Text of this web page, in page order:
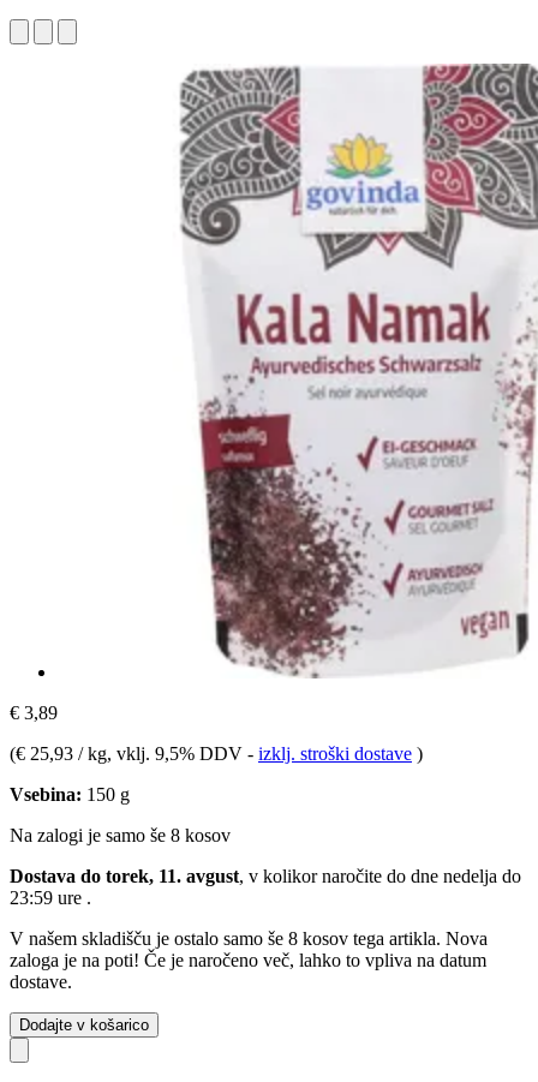
€ 3,89
(€ 25,93 / kg, vklj. 9,5% DDV - izklj. stroški dostave )
Vsebina: 150 g
Na zalogi je samo še 8 kosov
Dostava do torek, 11. avgust, v kolikor naročite do dne nedelja do
23:59 ure .
V našem skladišču je ostalo samo še 8 kosov tega artikla. Nova
zaloga je na poti! Če je naročeno več, lahko to vpliva na datum
dostave.
Dodajte v košarico